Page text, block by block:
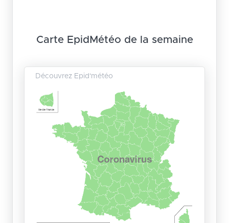
Carte EpidMétéo de la semaine
Découvrez Epid'météo